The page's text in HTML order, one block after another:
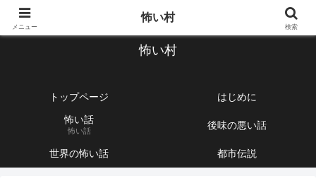
【1760話以上】怖い話と不思議な話を集めて紹介するサイト
怖い村
トップページ
はじめに
怖い話
怖い話 後味の悪い話
世界の怖い話 都市伝説
メニュー
怖い村
検索